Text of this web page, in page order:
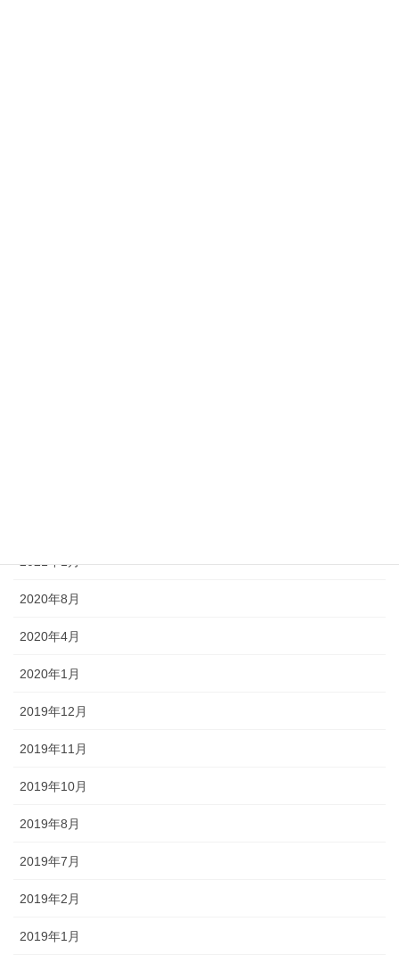
2021年1月
2020年8月
2020年4月
2020年1月
2019年12月
2019年11月
2019年10月
2019年8月
2019年7月
2019年2月
2019年1月